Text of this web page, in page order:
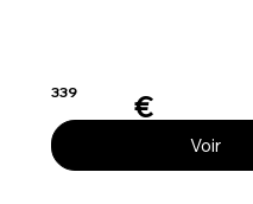
Voir
339 €